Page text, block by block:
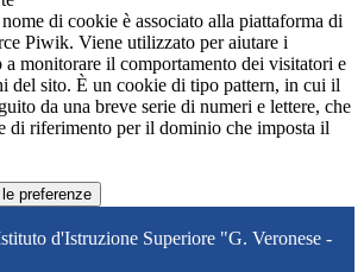
di cookie è associato alla piattaforma di
Piwik. Viene utilizzato per aiutare i
monitorare il comportamento dei visitatori e
del sito. È un cookie di tipo pattern, in cui il
da una breve serie di numeri e lettere, che
di riferimento per il dominio che imposta il
preferenze
d'Istruzione Superiore "G. Veronese -